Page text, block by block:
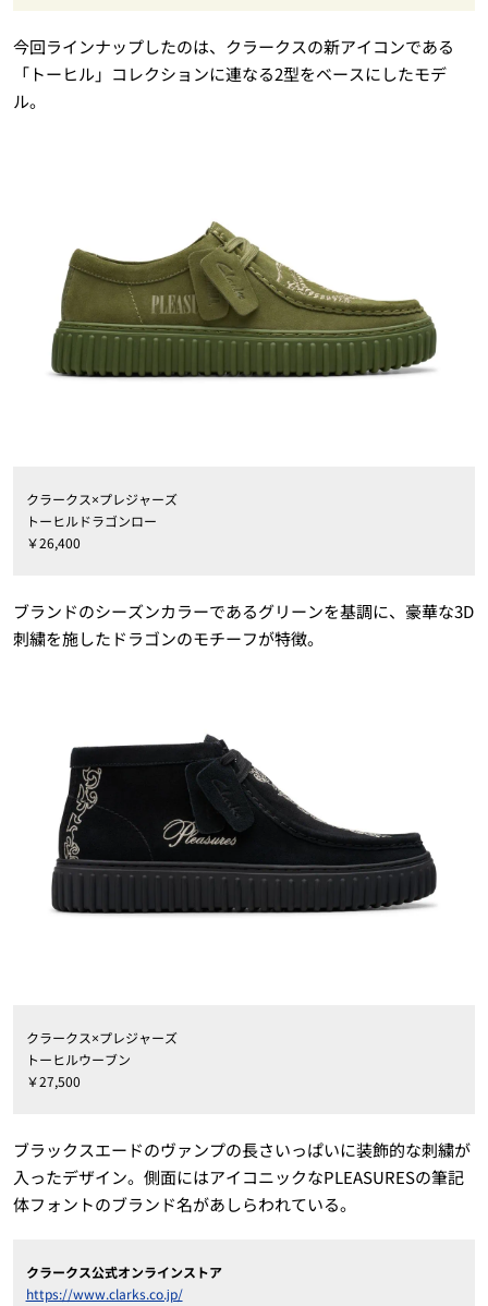
今回ラインナップしたのは、クラークスの新アイコンである
「トーヒル」コレクションに連なる2型をベースにしたモデ
ル。
クラークス×プレジャーズ
トーヒルドラゴンロー
￥26,400
ブランドのシーズンカラーであるグリーンを基調に、豪華な3D
刺繍を施したドラゴンのモチーフが特徴。
クラークス×プレジャーズ
トーヒルウーブン
￥27,500
ブラックスエードのヴァンプの長さいっぱいに装飾的な刺繍が
入ったデザイン。側面にはアイコニックなPLEASURESの筆記
体フォントのブランド名があしらわれている。
クラークス公式オンラインストア
https://www.clarks.co.jp/